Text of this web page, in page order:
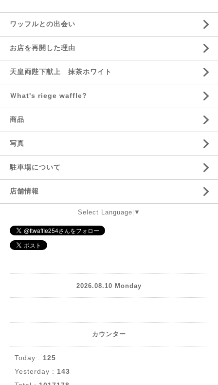
ワッフルとの出会い
お店を再開した理由
天皇両陛下献上 抹茶ホワイト
Ｗhat's riege waffle?
商品
写真
駐車場について
店舗情報
Select Language ▼
2026.08.10 Monday
カウンター
Today : 125
Yesterday : 143